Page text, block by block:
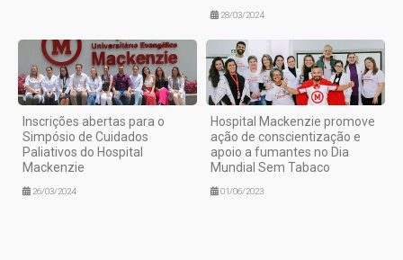
28/03/2024
Inscrições abertas para o
Simpósio de Cuidados
Paliativos do Hospital
Mackenzie
26/03/2024
Hospital Mackenzie promove
ação de conscientização e
apoio a fumantes no Dia
Mundial Sem Tabaco
01/06/2023